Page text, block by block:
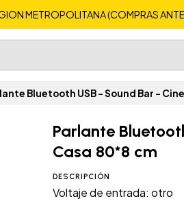
METROPOLITANA (COMPRAS
Bluetooth USB - Sound Bar -
Parlante
Casa 80*8 cm
DESCRIPCIÓN
Voltaje de entrada: otro